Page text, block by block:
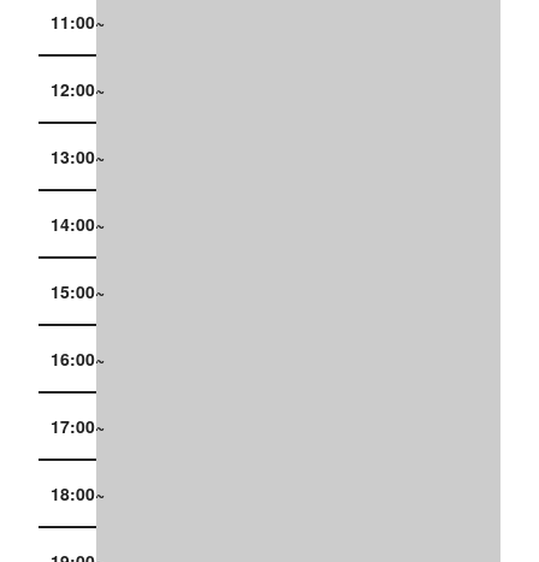
11:00~
12:00~
13:00~
14:00~
15:00~
16:00~
17:00~
18:00~